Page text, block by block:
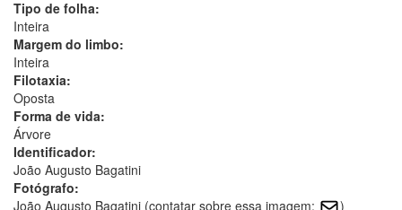
Tipo de folha:
Inteira
Margem do limbo:
Inteira
Filotaxia:
Oposta
Forma de vida:
Árvore
Identificador:
João Augusto Bagatini
Fotógrafo:
João Augusto Bagatini (contatar sobre essa imagem:
)